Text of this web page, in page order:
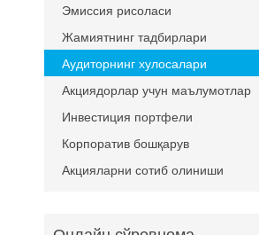
Эмиссия рисоласи
Жамиятнинг тадбирлари
Аудиторнинг хулосалари
Акциядорлар учун маълумотлар
Инвестиция портфели
Корпоратив бошқарув
Акцияларни сотиб олиниши